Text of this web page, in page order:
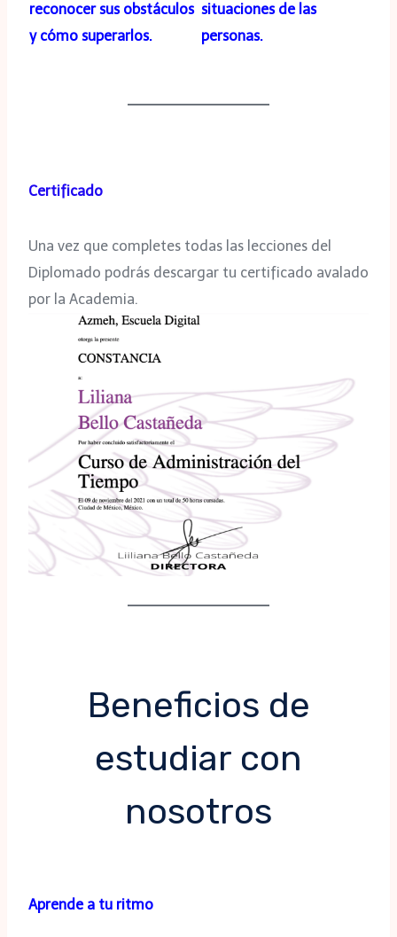
reconocer sus obstáculos
y cómo superarlos.
situaciones de las
personas.
Certificado
Una vez que completes todas las lecciones del
Diplomado podrás descargar tu certificado avalado
por la Academia.
Beneficios de
estudiar con
nosotros
Aprende a tu ritmo